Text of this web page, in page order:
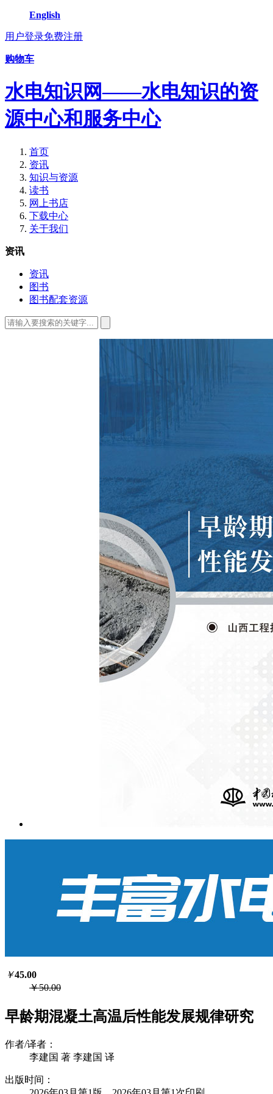
English
用户登录免费注册
购物车
水电知识网——水电知识的资
源中心和服务中心
首页
资讯
知识与资源
读书
网上书店
下载中心
关于我们
资讯
资讯
图书
图书配套资源
￥45.00
￥50.00
早龄期混凝土高温后性能发展规律研究
作者/译者：
李建国 著 李建国 译
出版时间：